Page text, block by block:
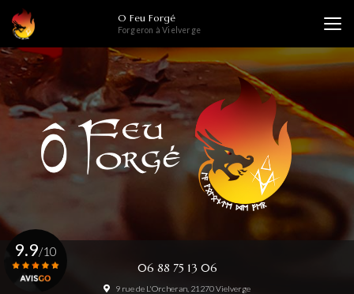
contenu
principal
O Feu Forgé
Forgeron à Vielverge
06 88 75 13 06
9 rue de L'Orcheran, 21270 Vielverge
9.9/10